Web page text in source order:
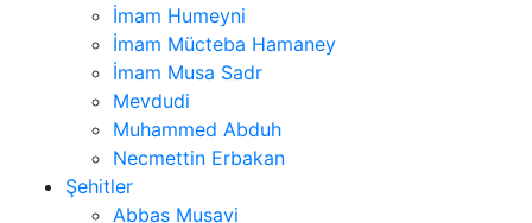
İmam Humeyni
İmam Mücteba Hamaney
İmam Musa Sadr
Mevdudi
Muhammed Abduh
Necmettin Erbakan
Şehitler
Abbas Musavi